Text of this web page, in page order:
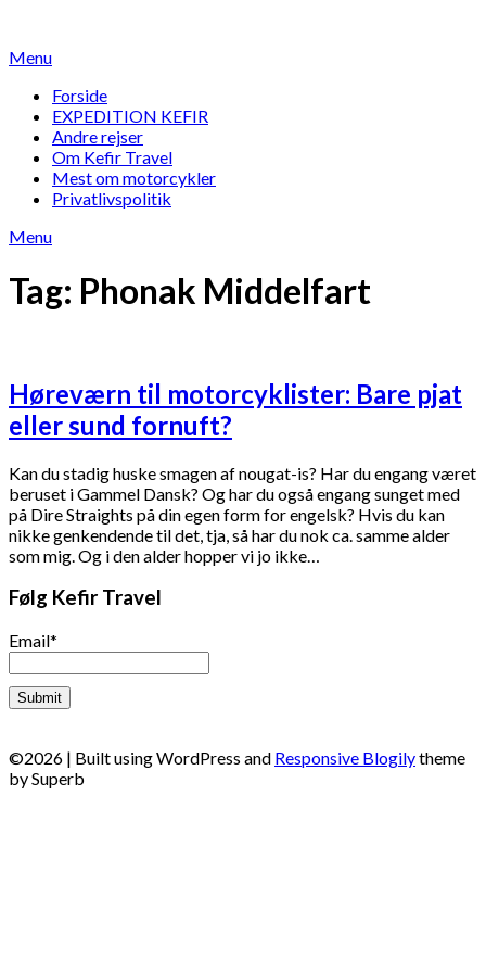
content
Menu
Forside
EXPEDITION KEFIR
Andre rejser
Om Kefir Travel
Mest om motorcykler
Privatlivspolitik
Menu
Tag: Phonak Middelfart
Høreværn til motorcyklister: Bare pjat
eller sund fornuft?
Kan du stadig huske smagen af nougat-is? Har du engang været
beruset i Gammel Dansk? Og har du også engang sunget med
på Dire Straights på din egen form for engelsk? Hvis du kan
nikke genkendende til det, tja, så har du nok ca. samme alder
som mig. Og i den alder hopper vi jo ikke…
Følg Kefir Travel
Email*
©2026 | Built using WordPress and Responsive Blogilytheme
by Superb